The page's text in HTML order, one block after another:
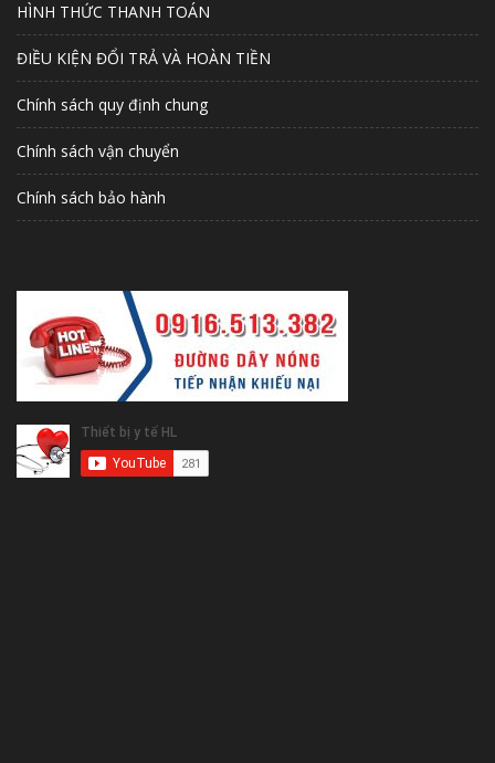
HÌNH THỨC THANH TOÁN
ĐIỀU KIỆN ĐỔI TRẢ VÀ HOÀN TIỀN
Chính sách quy định chung
Chính sách vận chuyển
Chính sách bảo hành